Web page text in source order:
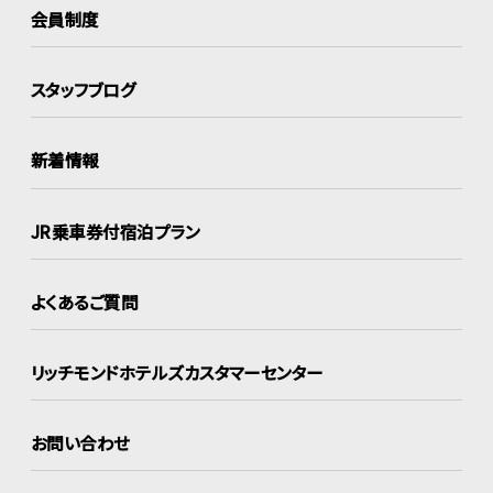
会員制度
スタッフブログ
新着情報
JR乗車券付宿泊プラン
よくあるご質問
リッチモンドホテルズカスタマーセンター
お問い合わせ